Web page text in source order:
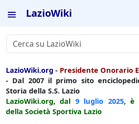
LazioWiki
LazioWiki.org - Presidente Onorario
- Dal 2007 il primo sito
Storia della S.S. Lazio
LazioWiki.org, dal 9 luglio 2025, è
della Società Sportiva Lazio